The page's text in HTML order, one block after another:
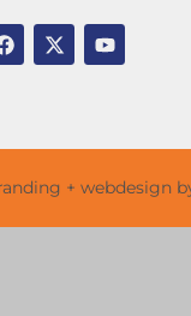
+ webdesign